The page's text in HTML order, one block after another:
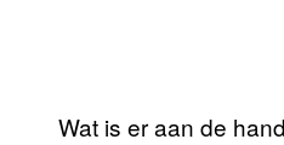
Wat is er aan de